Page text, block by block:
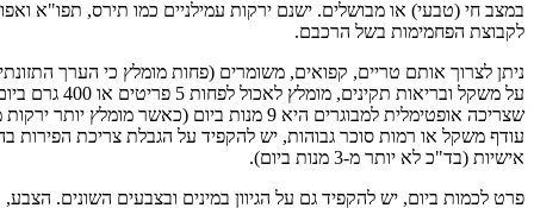
במצב חי (טבעי) או מבושלים. ישנם ירקות עמילניים כמו תירס, תפו"א
לקבוצת הפחמימות בשל הרכבם.
ניתן לצרוך אותם טריים, קפואים, משומרים (פחות מומלץ כי הערך
על משקל ובריאות תקינים,
שצריכה אופטימלית למבוגרים היא 9 מנות ביום (כאשר
עודף משקל או רמות סוכר גבוהות, יש להקפיד על הגבלת צריכת הפירות
אישיות (בד"כ לא יותר מ-3 מנות ביום).
פרט לכמות ביום, יש להקפיד גם על הגיוון במינים ובצבעים השונים.